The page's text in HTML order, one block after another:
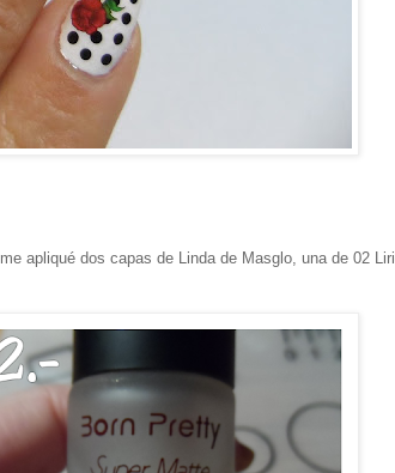
me apliqué dos capas de Linda de Masglo, una de 02